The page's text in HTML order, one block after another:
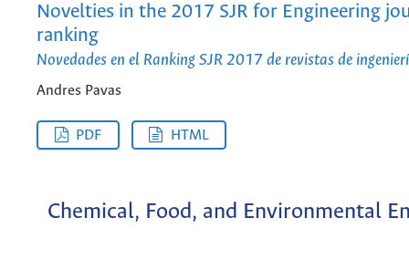
Novelties in the 2017 SJR for Engineering
ranking
Novedades en el Ranking SJR 2017 de revistas de
Andres Pavas
PDF HTML
Chemical, Food, and Environmental